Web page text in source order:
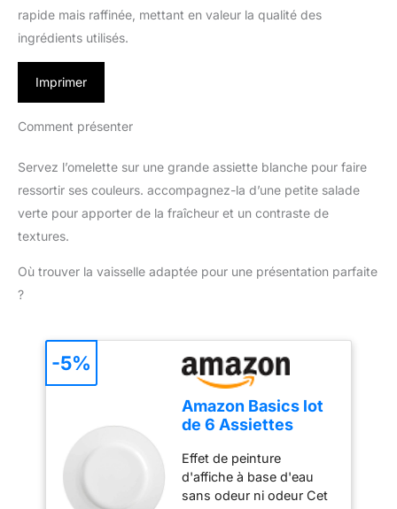
rapide mais raffinée, mettant en valeur la qualité des
ingrédients utilisés.
Imprimer
Comment présenter
Servez l’omelette sur une grande assiette blanche pour faire
ressortir ses couleurs. accompagnez-la d’une petite salade
verte pour apporter de la fraîcheur et un contraste de
textures.
Où trouver la vaisselle adaptée pour une présentation parfaite
?
Amazon Basics lot
de 6 Assiettes
Porcelaine, 26.67
cm
Effet de peinture
d'affiche à base d'eau
sans odeur ni odeur Cet
-5%